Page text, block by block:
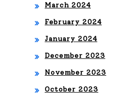
March 2024
February 2024
January 2024
December 2023
November 2023
October 2023